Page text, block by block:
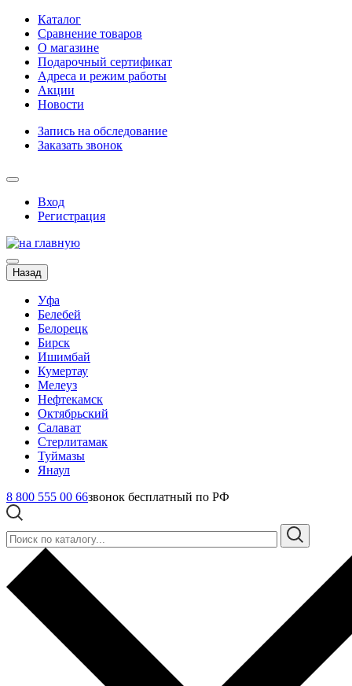
Каталог
Сравнение товаров
О магазине
Подарочный сертификат
Адреса и режим работы
Акции
Новости
Запись на обследование
Заказать звонок
Вход
Регистрация
Назад
Уфа
Белебей
Белорецк
Бирск
Ишимбай
Кумертау
Мелеуз
Нефтекамск
Октябрьский
Салават
Стерлитамак
Туймазы
Янаул
8 800 555 00 66звонок бесплатный по РФ